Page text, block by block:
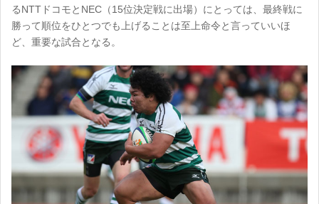
るNTTドコモとNEC（15位決定戦に出場）にとっては、最終戦に
勝って順位をひとつでも上げることは至上命令と言っていいほ
ど、重要な試合となる。